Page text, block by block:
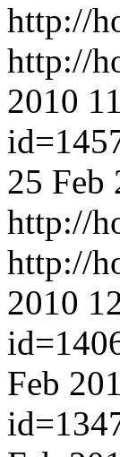
http://
http://
2010
25 Feb
http://
http://
2010
Feb